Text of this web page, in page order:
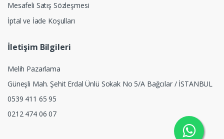
Mesafeli Satış Sözleşmesi
İptal ve İade Koşulları
İletişim Bilgileri
Melih Pazarlama
Güneşli Mah. Şehit Erdal Ünlü Sokak No 5/A Bağcılar / İSTANBUL
0539 411 65 95
0212 474 06 07